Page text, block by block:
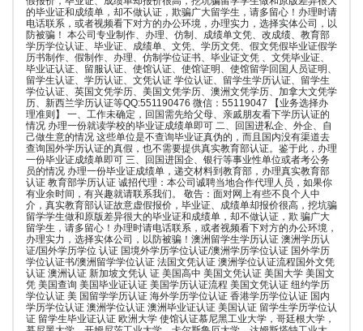
的毕业证和成绩单，却不做认证，欺骗广大留学生，请多留心！办理时请
电话联系，或者视频看下对方的办公环境，办理实力，选择实体公司，以
防被骗！ 本公司专业制作、办理、仿制、成绩单文凭、改成绩、教育部
学历学位认证、毕业证、成绩单、文凭、学历文凭、假文凭假毕业证假学
历书制作、假制作、办理、仿制学位证书、毕业证文凭 、文凭毕业证、
毕业证认证、留服认证、使馆认证、使馆证明、使馆留学回国人员证明、
留学生认证、学历认证、文凭认证 学位认证、留学生学历认证、留学生
学位认证、英国文凭学历、美国文凭学历、澳洲文凭学历、加拿大文凭学
历、新西兰学历认证等QQ:551190476 微信：55119047 【业务选择办
理准则】 一、工作未确定，回国需先给父母、亲戚朋友看下学历认证的
情况 办理一份就读学校的毕业证成绩单即可 二、回国进私企、外企、自
己做生意的情况 这些单位是不查询毕业证真伪的，而且国内没有渠道去
查询国外学历认证的真假，也不需要提供真实教育部认证。鉴于此，办理
一份毕业证成绩单即可 三、回国进国企、银行等事业性单位或者考公务
员的情况 办理一份毕业证成绩单，递交材料到教育部，办理真实教育部
认证 教育部学历认证 诚招代理：本公司诚聘当地合作代理人员，如果你
有业余时间，有兴趣就请联系我们。 敬告：面对网上有些不良个人中
介，真实教育部认证故意虚假报价，毕业证、成绩单却报价很高，挖坑骗
留学学生做和原版差异很大的毕业证和成绩单，却不做认证，欺 骗广大
留学生，请多留心！办理时请电话联系，或者视频看下对方的办公环境，
办理实力，选择实体公司，以防被骗！澳洲留学生学历认证 澳洲学历认
证/国外学历学位 认证 国境外学历学位认证/澳洲学历学位认证 国外学历
学位认证书/澳洲留学学位认证 法国文凭认证 澳洲学位认证流程国外文凭
认证 澳洲认证 新加坡文凭认 证 美国高中 美国文凭认证 美国大学 美国文
凭 美国查询 美国毕业证认证 美国学历认证流程 美国文凭认证 纽约学历
学位认证 美 国留学学历认证 海外学历学位认证 香港学历学位认证 国内
学历学位认证 澳洲学位认证 澳洲毕业证认证 美国认证 留学生学历学位认
证 留学生毕业证认证 欧洲大学 使馆认证慕尼黑工业大学，哥廷根大学，